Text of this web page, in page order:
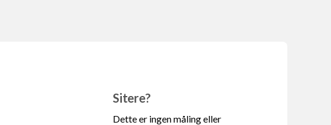
Sitere?
Dette er ingen måling eller